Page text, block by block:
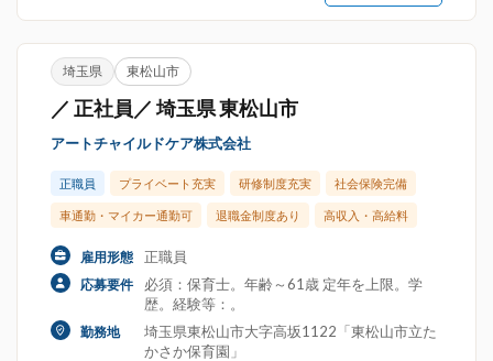
埼玉県 東松山市
／ 正社員／ 埼玉県 東松山市
アートチャイルドケア株式会社
正職員 プライベート充実 研修制度充実 社会保険完備
車通勤・マイカー通勤可 退職金制度あり 高収入・高給料
雇用形態 正職員
応募要件
必須：保育士。年齢～61歳 定年を上限。学
歴。経験等：。
勤務地
埼玉県東松山市大字高坂1122「東松山市立た
かさか保育園」